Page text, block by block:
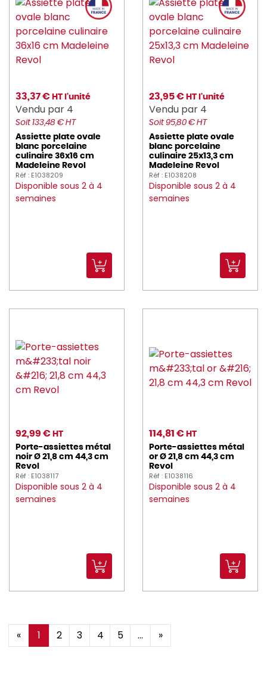
33,37 € HT l'unité
Vendu par 4
Soit 133,48 € HT
Assiette plate ovale
blanc porcelaine
culinaire 36x16 cm
Madeleine Revol
Réf : E1038209
Disponible sous 2 à 4
semaines
23,95 € HT l'unité
Vendu par 4
Soit 95,80 € HT
Assiette plate ovale
blanc porcelaine
culinaire 25x13,3 cm
Madeleine Revol
Réf : E1038208
Disponible sous 2 à 4
semaines
92,99 € HT
Porte-assiettes métal
noir Ø 21,8 cm 44,3 cm
Revol
Réf : E1038117
Disponible sous 2 à 4
semaines
114,81 € HT
Porte-assiettes métal
or Ø 21,8 cm 44,3 cm
Revol
Réf : E1038116
Disponible sous 2 à 4
semaines
« 1 2 3 4 5 ... »